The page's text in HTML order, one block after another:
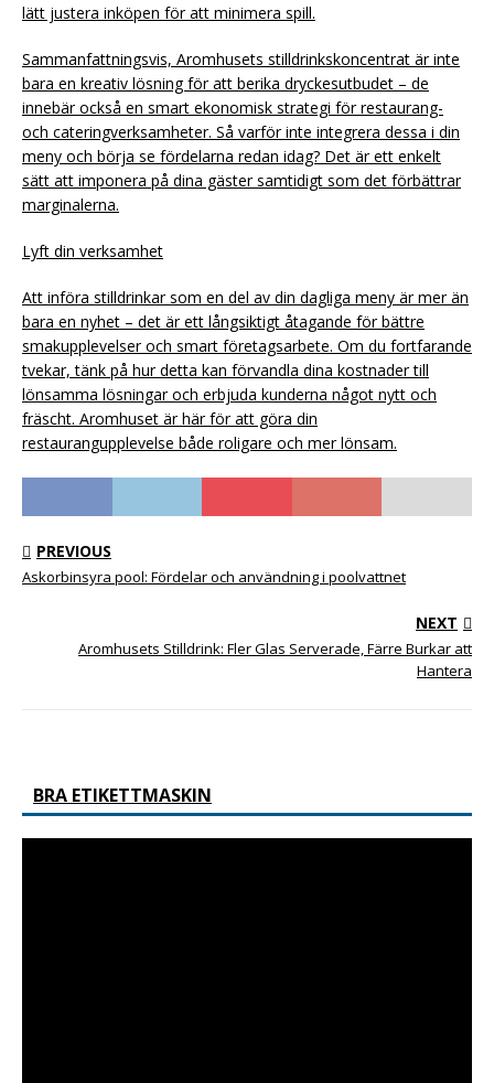
lätt justera inköpen för att minimera spill.
Sammanfattningsvis, Aromhusets stilldrinkskoncentrat är inte
bara en kreativ lösning för att berika dryckesutbudet – de
innebär också en smart ekonomisk strategi för restaurang-
och cateringverksamheter. Så varför inte integrera dessa i din
meny och börja se fördelarna redan idag? Det är ett enkelt
sätt att imponera på dina gäster samtidigt som det förbättrar
marginalerna.
Lyft din verksamhet
Att införa stilldrinkar som en del av din dagliga meny är mer än
bara en nyhet – det är ett långsiktigt åtagande för bättre
smakupplevelser och smart företagsarbete. Om du fortfarande
tvekar, tänk på hur detta kan förvandla dina kostnader till
lönsamma lösningar och erbjuda kunderna något nytt och
fräscht. Aromhuset är här för att göra din
restaurangupplevelse både roligare och mer lönsam.
PREVIOUS
Askorbinsyra pool: Fördelar och användning i poolvattnet
NEXT
Aromhusets Stilldrink: Fler Glas Serverade, Färre Burkar att
Hantera
BRA ETIKETTMASKIN